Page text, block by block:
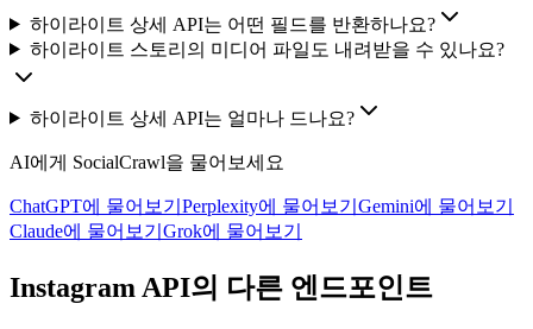
하이라이트 상세 API는 어떤 필드를 반환하나요?
하이라이트 스토리의 미디어 파일도 내려받을 수 있나요?
하이라이트 상세 API는 얼마나 드나요?
AI에게 SocialCrawl을 물어보세요
ChatGPT에 물어보기 Perplexity에 물어보기 Gemini에 물어보기
Claude에 물어보기 Grok에 물어보기
Instagram API의 다른 엔드포인트